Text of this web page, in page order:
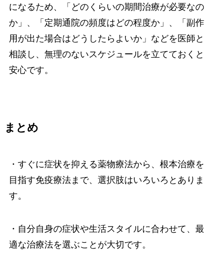
になるため、「どのくらいの期間治療が必要なの
か」、「定期通院の頻度はどの程度か」、「副作
用が出た場合はどうしたらよいか」などを医師と
相談し、無理のないスケジュールを立てておくと
安心です。
まとめ
・すぐに症状を抑える薬物療法から、根本治療を
目指す免疫療法まで、選択肢はいろいろとありま
す。
・自分自身の症状や生活スタイルに合わせて、最
適な治療法を選ぶことが大切です。